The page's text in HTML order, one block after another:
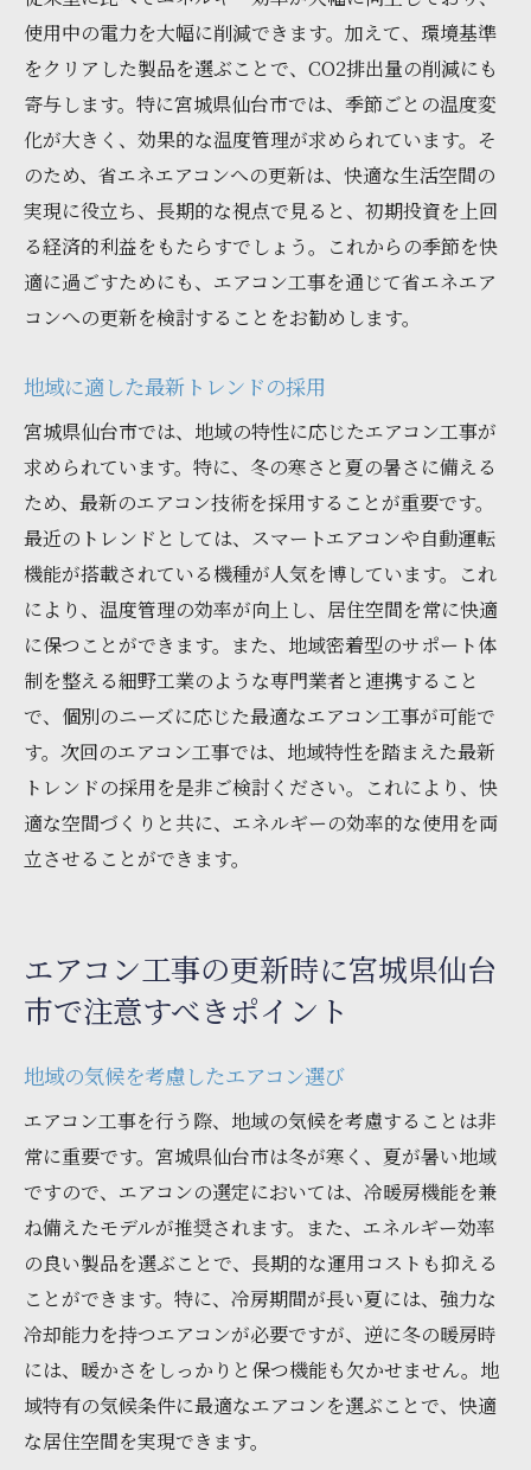
使用中の電力を大幅に削減できます。加えて、環境基準
をクリアした製品を選ぶことで、CO2排出量の削減にも
寄与します。特に宮城県仙台市では、季節ごとの温度変
化が大きく、効果的な温度管理が求められています。そ
のため、省エネエアコンへの更新は、快適な生活空間の
実現に役立ち、長期的な視点で見ると、初期投資を上回
る経済的利益をもたらすでしょう。これからの季節を快
適に過ごすためにも、エアコン工事を通じて省エネエア
コンへの更新を検討することをお勧めします。
地域に適した最新トレンドの採用
宮城県仙台市では、地域の特性に応じたエアコン工事が
求められています。特に、冬の寒さと夏の暑さに備える
ため、最新のエアコン技術を採用することが重要です。
最近のトレンドとしては、スマートエアコンや自動運転
機能が搭載されている機種が人気を博しています。これ
により、温度管理の効率が向上し、居住空間を常に快適
に保つことができます。また、地域密着型のサポート体
制を整える細野工業のような専門業者と連携すること
で、個別のニーズに応じた最適なエアコン工事が可能で
す。次回のエアコン工事では、地域特性を踏まえた最新
トレンドの採用を是非ご検討ください。これにより、快
適な空間づくりと共に、エネルギーの効率的な使用を両
立させることができます。
エアコン工事の更新時に宮城県仙台
市で注意すべきポイント
地域の気候を考慮したエアコン選び
エアコン工事を行う際、地域の気候を考慮することは非
常に重要です。宮城県仙台市は冬が寒く、夏が暑い地域
ですので、エアコンの選定においては、冷暖房機能を兼
ね備えたモデルが推奨されます。また、エネルギー効率
の良い製品を選ぶことで、長期的な運用コストも抑える
ことができます。特に、冷房期間が長い夏には、強力な
冷却能力を持つエアコンが必要ですが、逆に冬の暖房時
には、暖かさをしっかりと保つ機能も欠かせません。地
域特有の気候条件に最適なエアコンを選ぶことで、快適
な居住空間を実現できます。